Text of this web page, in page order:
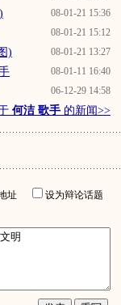
08-01-21 15:36
08-01-21 15:12
08-01-21 13:27
)
08-01-11 16:40
06-12-29 14:58
何洁 歌手 的新闻>>
址
设为辩论话题